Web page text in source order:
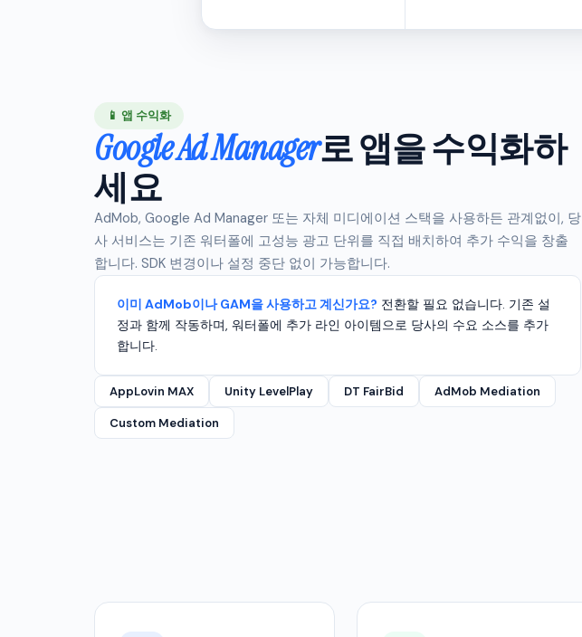
📱 앱 수익화
Google Ad Manager로 앱을 수익화하
세요
AdMob, Google Ad Manager 또는 자체 미디에이션 스택을 사용하든 관계없이, 당
사 서비스는 기존 워터폴에 고성능 광고 단위를 직접 배치하여 추가 수익을 창출
합니다. SDK 변경이나 설정 중단 없이 가능합니다.
이미 AdMob이나 GAM을 사용하고 계신가요? 전환할 필요 없습니다. 기존 설
정과 함께 작동하며, 워터폴에 추가 라인 아이템으로 당사의 수요 소스를 추가
합니다.
AppLovin MAX Unity LevelPlay DT FairBid AdMob Mediation
Custom Mediation